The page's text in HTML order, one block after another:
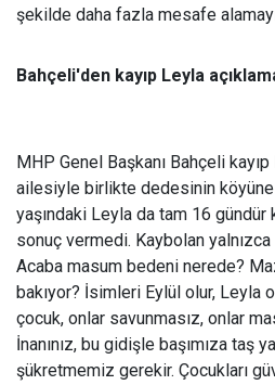
şekilde daha fazla mesafe
Bahçeli'den kayıp Leyla
MHP Genel Başkanı Bahçeli
ailesiyle birlikte dedesinin
yaşındaki Leyla da tam 16 gündür
sonuç vermedi. Kaybolan
Acaba masum bedeni nerede?
bakıyor? İsimleri Eylül olur, Leyla
çocuk, onlar savunmasız, onlar
İnanınız, bu gidişle başımıza taş
şükretmemiz gerekir. Çocukları